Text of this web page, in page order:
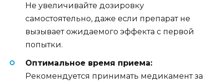
Не увеличивайте дозировку
самостоятельно, даже если препарат не
вызывает ожидаемого эффекта с первой
попытки.
Оптимальное время приема:
Рекомендуется принимать медикамент за